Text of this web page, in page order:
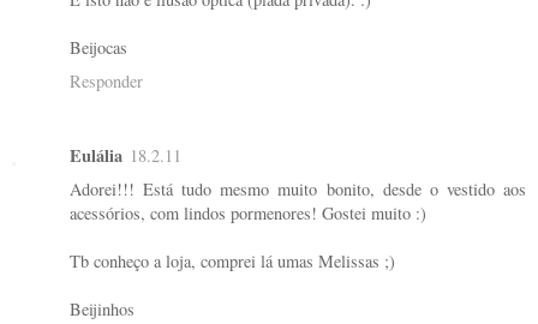
Beijocas
Responder
Eulália 18.2.11
Adorei!!! Está tudo mesmo muito bonito, desde o vestido aos
acessórios, com lindos pormenores! Gostei muito :)
Tb conheço a loja, comprei lá umas Melissas ;)
Beijinhos